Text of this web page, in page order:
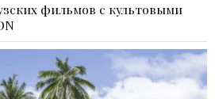
фильмов с культовыми